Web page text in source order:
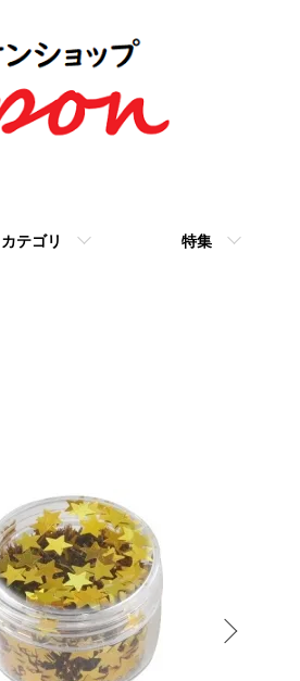
カテゴリ 特集